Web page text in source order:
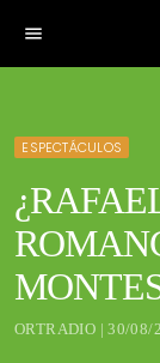
menu
ESPECTÁCULOS
ORTRADIO | 30/08/